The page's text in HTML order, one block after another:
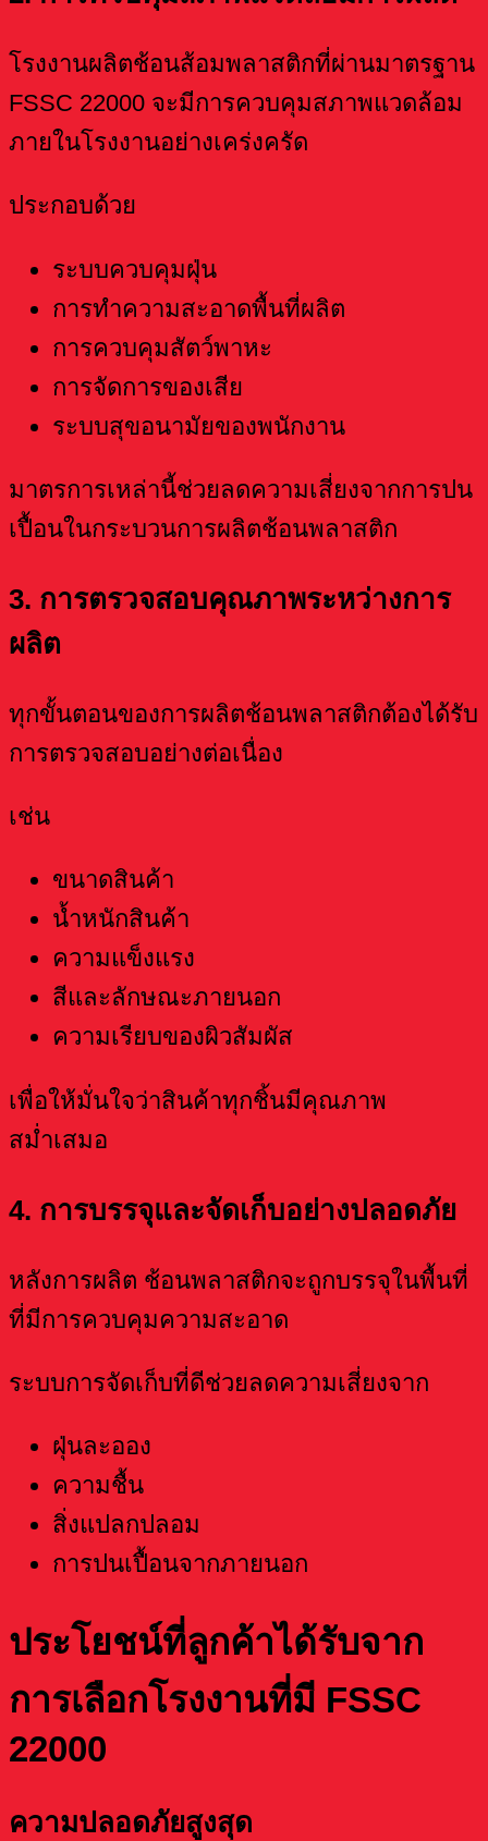
โรงงานผลิตช้อนส้อมพลาสติกที่ผ่านมาตรฐาน
FSSC 22000 จะมีการควบคุมสภาพแวดล้อม
ภายในโรงงานอย่างเคร่งครัด
ประกอบด้วย
ระบบควบคุมฝุ่น
การทำความสะอาดพื้นที่ผลิต
การควบคุมสัตว์พาหะ
การจัดการของเสีย
ระบบสุขอนามัยของพนักงาน
มาตรการเหล่านี้ช่วยลดความเสี่ยงจากการปน
เปื้อนในกระบวนการผลิตช้อนพลาสติก
3. การตรวจสอบคุณภาพระหว่างการ
ผลิต
ทุกขั้นตอนของการผลิตช้อนพลาสติกต้องได้รับ
การตรวจสอบอย่างต่อเนื่อง
เช่น
ขนาดสินค้า
น้ำหนักสินค้า
ความแข็งแรง
สีและลักษณะภายนอก
ความเรียบของผิวสัมผัส
เพื่อให้มั่นใจว่าสินค้าทุกชิ้นมีคุณภาพ
สม่ำเสมอ
4. การบรรจุและจัดเก็บอย่างปลอดภัย
หลังการผลิต ช้อนพลาสติกจะถูกบรรจุในพื้นที่
ที่มีการควบคุมความสะอาด
ระบบการจัดเก็บที่ดีช่วยลดความเสี่ยงจาก
ฝุ่นละออง
ความชื้น
สิ่งแปลกปลอม
การปนเปื้อนจากภายนอก
ประโยชน์ที่ลูกค้าได้รับจาก
การเลือกโรงงานที่มี FSSC
22000
ความปลอดภัยสูงสุด